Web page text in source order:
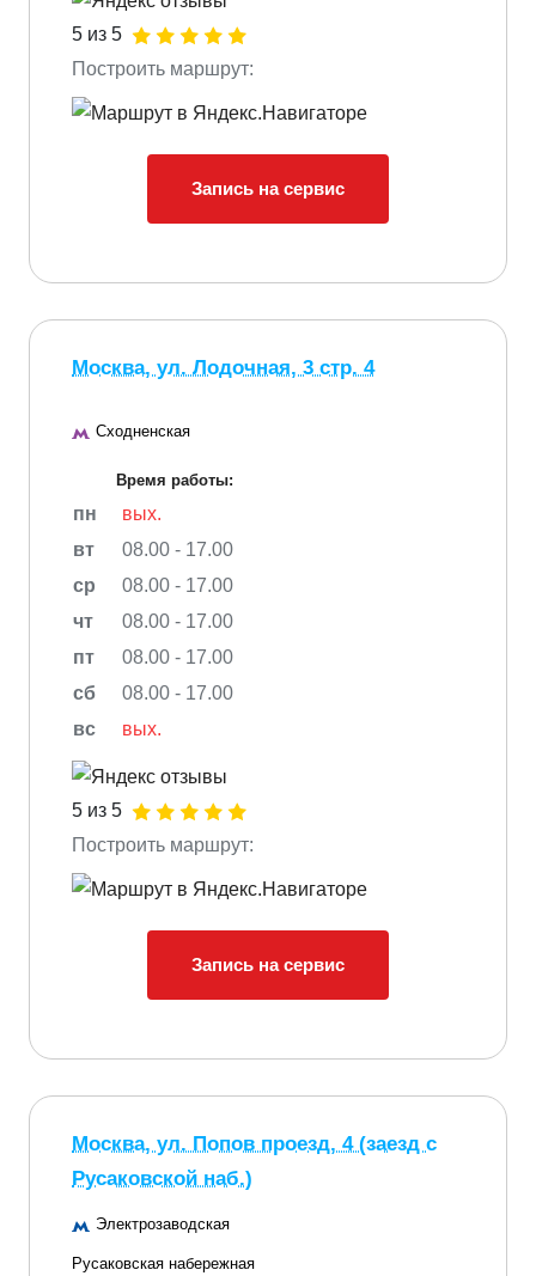
5 из 5
Построить маршрут:
Запись на сервис
Москва, ул. Лодочная, 3 стр. 4
Сходненская
Время работы:
пн
вых.
вт
08.00 - 17.00
ср
08.00 - 17.00
чт
08.00 - 17.00
пт
08.00 - 17.00
сб
08.00 - 17.00
вс
вых.
5 из 5
Построить маршрут:
Запись на сервис
Москва, ул. Попов проезд, 4 (заезд с
Русаковской наб.)
Электрозаводская
Русаковская набережная